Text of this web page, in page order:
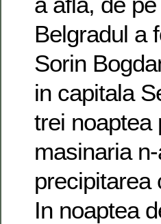
Belgradul a
Sorin
in capitala
trei noaptea
masinaria
precipitarea
In noaptea